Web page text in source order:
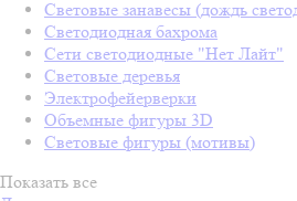
Световые занавесы (дождь
Светодиодная бахрома
Сети светодиодные "Нет Лайт"
Световые деревья
Электрофейерверки
Объемные фигуры 3D
Световые фигуры (мотивы)
Показать все